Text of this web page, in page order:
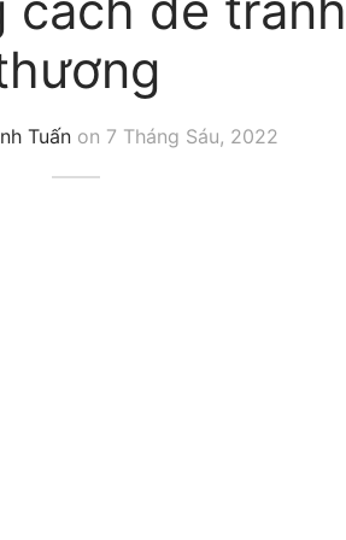
Tuấn on 7 Tháng Sáu, 2022